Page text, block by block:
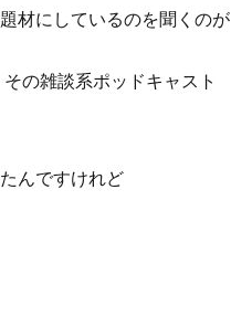
材にしているのを聞くのが
の雑談系ポッドキャスト
んですけれど